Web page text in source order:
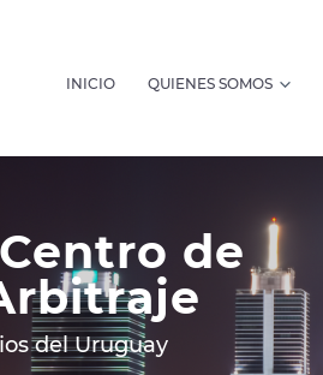
INICIO QUIENES SOMOS
de
del Uruguay